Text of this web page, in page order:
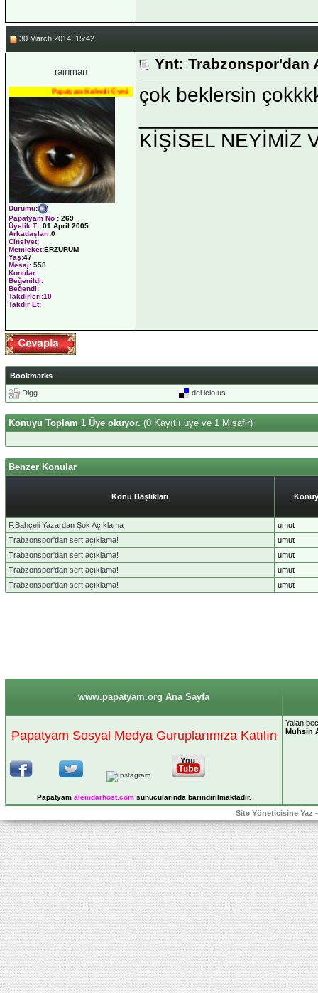
30 March 2014, 15:42
rainman
Papatyam Kıdemli Üyesi
Durumu:
Papatyam No : 269
Üyelik T.: 01 April 2005
Arkadaşları:0
Cinsiyet:
Memleket:ERZURUM
Yaş:47
Mesaj: 558
Konular:
Beğenildi:
Beğendi:
Takdirleri:10
Takdir Et:
Ynt: Trabzonspor'dan
çok beklersin
KİŞİSEL NEYİMİZ
Bookmarks
Digg
del.icio.us
Konuyu Toplam 1 Üye okuyor. (0 Kayıtlı üye ve 1 Misafir)
Benzer Konular
Konu Başlıkları
F.Bahçeli Yazardan Şok Açıklama
umut
Trabzonspor'dan sert açıklama!
umut
Trabzonspor'dan sert açıklama!
umut
Trabzonspor'dan sert açıklama!
umut
Trabzonspor'dan sert açıklama!
umut
www.papatyam.org Ana Sayfa
Papatyam Sosyal Medya Guruplarımıza Katılın
Papatyam alemdarhost.comsunucularında barındırılmaktadır.
Yalan
Muhsin
Site Yöneticisine Yaz